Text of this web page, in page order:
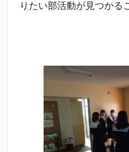
りたい部活動が見つかる